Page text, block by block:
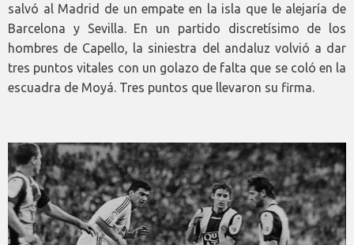
salvó al Madrid de un empate en la isla que le alejaría de
Barcelona y Sevilla. En un partido discretísimo de los
hombres de Capello, la siniestra del andaluz volvió a dar
tres puntos vitales con un golazo de falta que se coló en la
escuadra de Moyá. Tres puntos que llevaron su firma.